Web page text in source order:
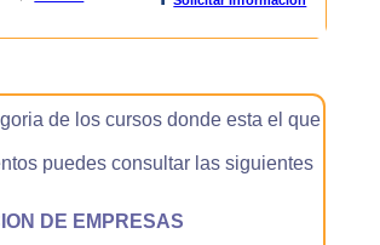
de los cursos donde esta el que
puedes consultar las siguientes
DE EMPRESAS